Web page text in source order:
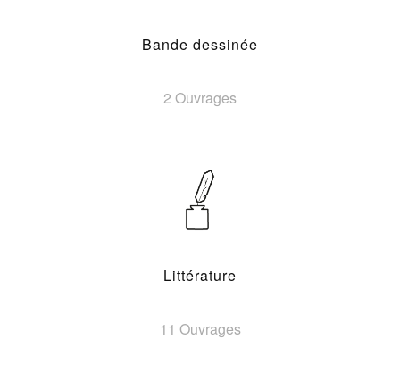
Bande dessinée
2 Ouvrages
Littérature
11 Ouvrages